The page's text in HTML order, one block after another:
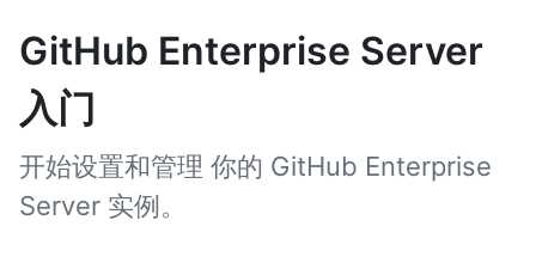
GitHub Enterprise Server
入门
开始设置和管理 你的 GitHub Enterprise
Server 实例。